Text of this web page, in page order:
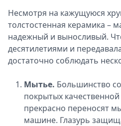
Несмотря на кажущуюся
толстостенная керамика –
надежный и выносливый.
десятилетиями и
достаточно соблюдать
Мытье. Большинство
покрытых
прекрасно переносят
машине. Глазурь